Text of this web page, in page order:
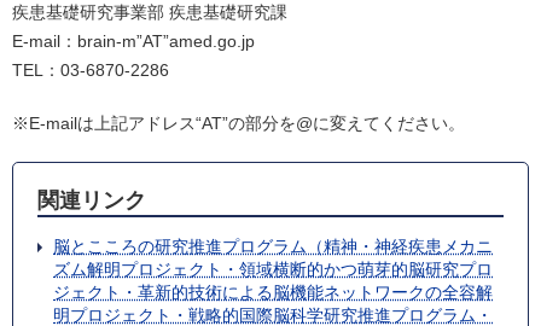
疾患基礎研究事業部 疾患基礎研究課
E-mail：brain-m”AT”amed.go.jp
TEL：03-6870-2286
※E-mailは上記アドレス“AT”の部分を@に変えてください。
関連リンク
脳とこころの研究推進プログラム（精神・神経疾患メカニ
ズム解明プロジェクト・領域横断的かつ萌芽的脳研究プロ
ジェクト・革新的技術による脳機能ネットワークの全容解
明プロジェクト・戦略的国際脳科学研究推進プログラム・